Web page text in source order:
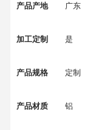
产品产地 广东
加工定制 是
产品规格 定制
产品材质 铝